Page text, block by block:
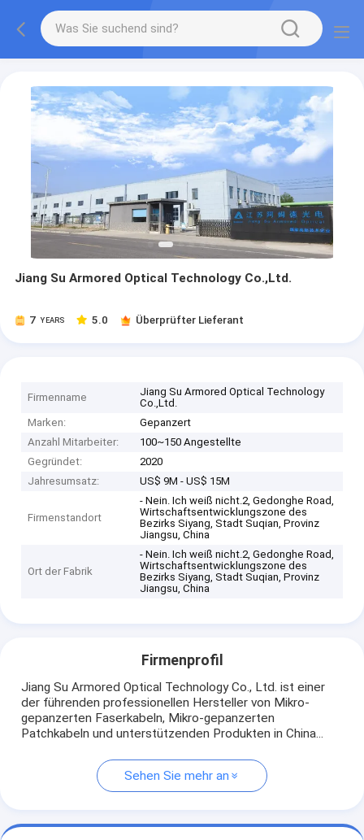
Jiang Su Armored Optical Technology Co.,Ltd.
7 YEARS 5.0 Überprüfter Lieferant
Firmenname
Jiang Su Armored Optical Technology
Co.,Ltd.
Marken:
Gepanzert
Anzahl Mitarbeiter:
100~150 Angestellte
Gegründet:
2020
Jahresumsatz:
US$ 9M - US$ 15M
Firmenstandort
- Nein. Ich weiß nicht.2, Gedonghe Road,
Wirtschaftsentwicklungszone des
Bezirks Siyang, Stadt Suqian, Provinz
Jiangsu, China
Ort der Fabrik
- Nein. Ich weiß nicht.2, Gedonghe Road,
Wirtschaftsentwicklungszone des
Bezirks Siyang, Stadt Suqian, Provinz
Jiangsu, China
Firmenprofil
Jiang Su Armored Optical Technology Co., Ltd. ist einer
der führenden professionellen Hersteller von Mikro-
gepanzerten Faserkabeln, Mikro-gepanzerten
Patchkabeln und unterstützenden Produkten in China...
Sehen Sie mehr an